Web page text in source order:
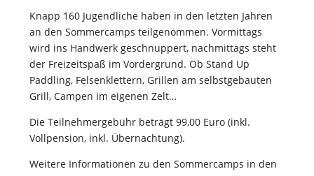
Knapp 160 Jugendliche haben in den letzten Jahren
an den Sommercamps teilgenommen. Vormittags
wird ins Handwerk geschnuppert, nachmittags steht
der Freizeitspaß im Vordergrund. Ob Stand Up
Paddling, Felsenklettern, Grillen am selbstgebauten
Grill, Campen im eigenen Zelt…
Die Teilnehmergebühr beträgt 99,00 Euro (inkl.
Vollpension, inkl. Übernachtung).
Weitere Informationen zu den Sommercamps in den